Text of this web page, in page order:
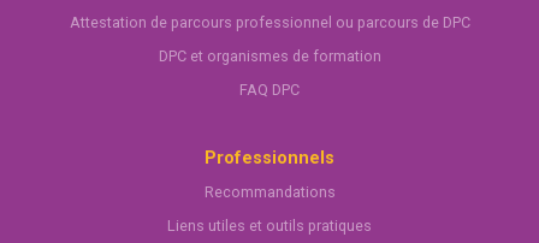
Attestation de parcours professionnel ou parcours de DPC
DPC et organismes de formation
FAQ DPC
Professionnels
Recommandations
Liens utiles et outils pratiques